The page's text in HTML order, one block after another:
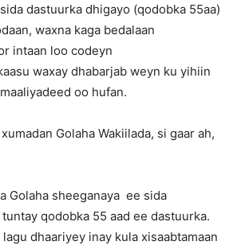
dastuurka dhigayo (qodobka 55aa)
waxna kaga bedalaan
intaan loo codeyn
waxay dhabarjab weyn ku yihiin
oo hufan.
Golaha Wakiilada, si gaar ah,
Golaha sheeganaya ee sida
qodobka 55 aad ee dastuurka.
dhaariyey inay kula xisaabtamaan